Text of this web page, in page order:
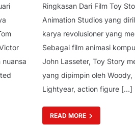
nuansa
Ringkasan Dari Film Toy
Animation Studios yang
karya revolusioner yang
Sebagai film animasi
John Lasseter, Toy Story
yang dipimpin oleh
Lightyear, action figure […]
READ MORE